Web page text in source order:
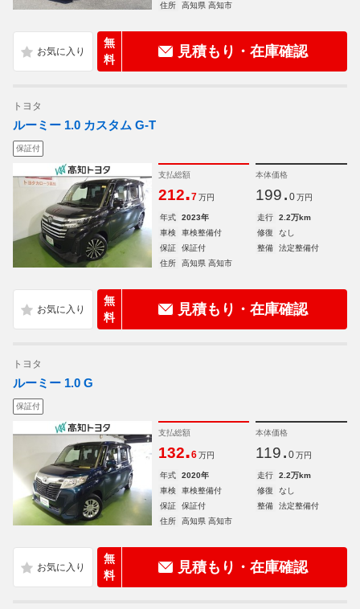
住所
高知県 高知市
無
料
見積もり・在庫確認
トヨタ
ルーミー 1.0 カスタム G-T
保証付
支払総額
212.7 万円
本体価格
199. 0 万円
年式 2023年 走行
2.2万km
車検
車検整備付 修復
なし
保証
保証付 整備
法定整備付
住所
高知県 高知市
無
料
見積もり・在庫確認
トヨタ
ルーミー 1.0 G
保証付
支払総額
132.6 万円
本体価格
119. 0 万円
年式 2020年 走行
2.2万km
車検
車検整備付 修復
なし
保証
保証付 整備
法定整備付
住所
高知県 高知市
無
料
見積もり・在庫確認